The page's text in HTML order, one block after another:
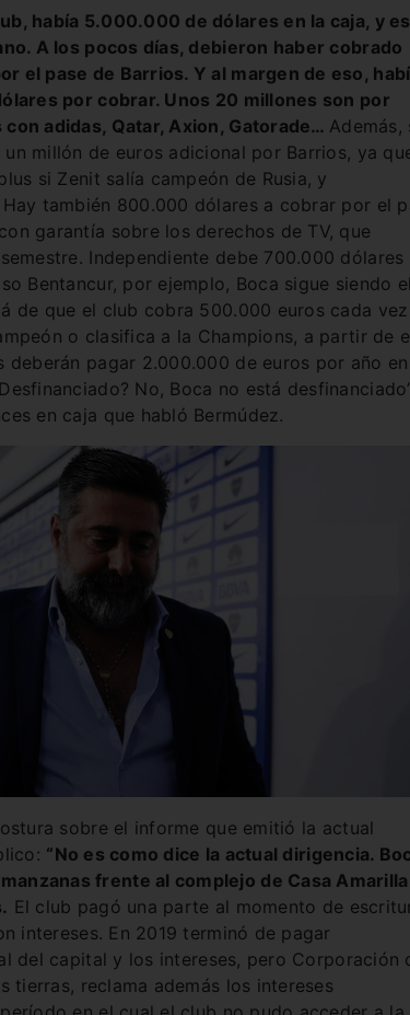
había 5.000.000 de dólares en la caja, y
A los pocos días, debieron haber cobrado
el pase de Barrios. Y al margen de eso,
por cobrar. Unos 20 millones son por
adidas, Qatar, Axion, Gatorade… Además,
millón de euros adicional por Barrios, ya
si Zenit salía campeón de Rusia, y
también 800.000 dólares a cobrar por el
garantía sobre los derechos de TV, que
Independiente debe 700.000 dólares
Bentancur, por ejemplo, Boca sigue siendo el
de que el club cobra 500.000 euros cada vez
o clasifica a la Champions, a partir de
deberán pagar 2.000.000 de euros por año
No, Boca no está
en caja que habló Bermúdez.
sobre el informe que emitió la actual
“No es como dice la actual dirigencia.
frente al complejo de Casa
El club pagó una parte al momento de
intereses. En 2019 terminó de pagar
del capital y los intereses, pero Corporación
tierras, reclama además los intereses